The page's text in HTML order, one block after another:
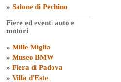
» Salone di Pechino
Fiere ed eventi auto e
motori
» Mille Miglia
» Museo BMW
» Fiera di Padova
» Villa d'Este